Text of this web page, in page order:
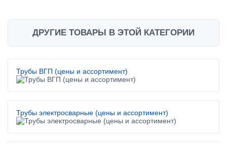
ДРУГИЕ ТОВАРЫ В ЭТОЙ КАТЕГОРИИ
Трубы ВГП (цены и ассортимент)
Трубы электросварные (цены и ассортимент)